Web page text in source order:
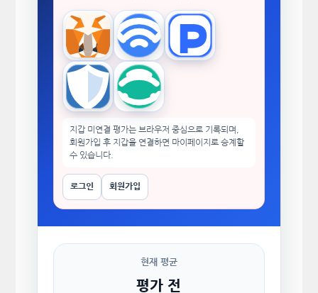
MetaMask WalletConnectTokenPocket
Trust Wallet imToken
지갑 미연결 평가는 브라우저 중심으로 기록되며,
회원가입 후 지갑을 연결하면 마이페이지로 승계할
수 있습니다.
로그인 회원가입
현재 평균
평가 전